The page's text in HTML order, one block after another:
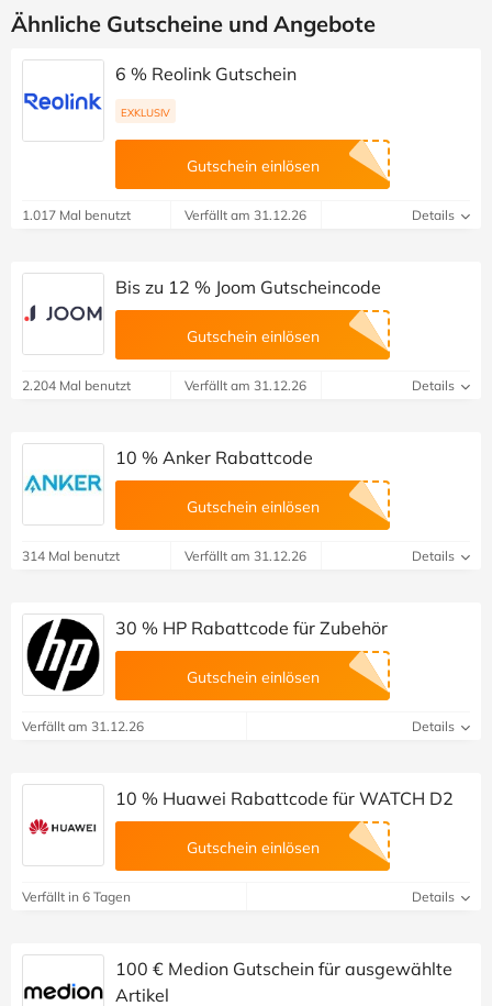
Ähnliche Gutscheine und Angebote
6 % Reolink Gutschein
EXKLUSIV
Gutschein einlösen
1.017 Mal benutzt Verfällt am 31.12.26 Details
Bis zu 12 % Joom Gutscheincode
Gutschein einlösen
2.204 Mal benutzt Verfällt am 31.12.26 Details
10 % Anker Rabattcode
Gutschein einlösen
314 Mal benutzt Verfällt am 31.12.26 Details
30 % HP Rabattcode für Zubehör
Gutschein einlösen
Verfällt am 31.12.26 Details
10 % Huawei Rabattcode für WATCH D2
Gutschein einlösen
Verfällt in 6 Tagen Details
100 € Medion Gutschein für ausgewählte
Artikel